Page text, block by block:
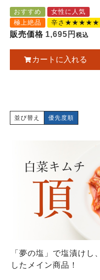
おすすめ
女性に人気
極上絶品
辛さ★★★★★
販売価格 1,695 税込
カートに入れる
並び替え 優先度順
「夢の塩」で塩漬けし
したメイン商品！